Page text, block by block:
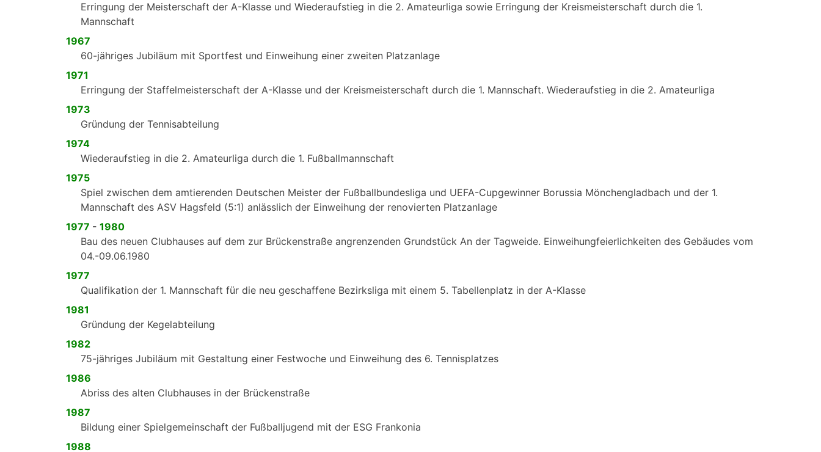
Erringung der Meisterschaft der A-Klasse und Wiederaufstieg in die 2. Amateurliga sowie Erringung der Kreismeisterschaft durch die 1.
Mannschaft
1967
60-jähriges Jubiläum mit Sportfest und Einweihung einer zweiten Platzanlage
1971
Erringung der Staffelmeisterschaft der A-Klasse und der Kreismeisterschaft durch die 1. Mannschaft. Wiederaufstieg in die 2. Amateurliga
1973
Gründung der Tennisabteilung
1974
Wiederaufstieg in die 2. Amateurliga durch die 1. Fußballmannschaft
1975
Spiel zwischen dem amtierenden Deutschen Meister der Fußballbundesliga und UEFA-Cupgewinner Borussia Mönchengladbach und der 1.
Mannschaft des ASV Hagsfeld (5:1) anlässlich der Einweihung der renovierten Platzanlage
1977 - 1980
Bau des neuen Clubhauses auf dem zur Brückenstraße angrenzenden Grundstück An der Tagweide. Einweihungfeierlichkeiten des Gebäudes vom
04.-09.06.1980
1977
Qualifikation der 1. Mannschaft für die neu geschaffene Bezirksliga mit einem 5. Tabellenplatz in der A-Klasse
1981
Gründung der Kegelabteilung
1982
75-jähriges Jubiläum mit Gestaltung einer Festwoche und Einweihung des 6. Tennisplatzes
1986
Abriss des alten Clubhauses in der Brückenstraße
1987
Bildung einer Spielgemeinschaft der Fußballjugend mit der ESG Frankonia
1988